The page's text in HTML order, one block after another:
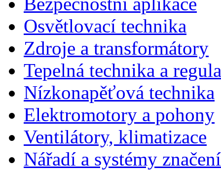
Osvětlovací technika
Zdroje a transformátory
Tepelná technika a
Nízkonapěťová technika
Elektromotory a pohony
Ventilátory, klimatizace
Nářadí a systémy značení